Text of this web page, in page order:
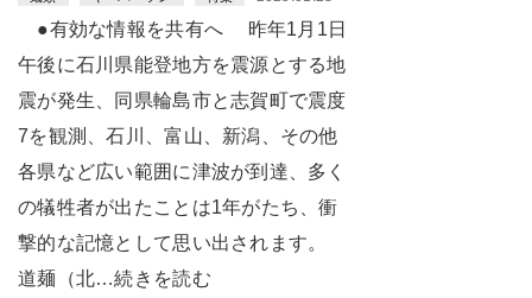
●有効な情報を共有へ 昨年1月1日
午後に石川県能登地方を震源とする地
震が発生、同県輪島市と志賀町で震度
7を観測、石川、富山、新潟、その他
各県など広い範囲に津波が到達、多く
の犠牲者が出たことは1年がたち、衝
撃的な記憶として思い出されます。
道麺（北…続きを読む